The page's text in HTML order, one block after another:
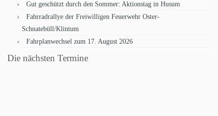
Gut geschützt durch den Sommer: Aktionstag in Husum
Fahrradrallye der Freiwilligen Feuerwehr Oster-
Schnatebüll/Klintum
Fahrplanwechsel zum 17. August 2026
Die nächsten Termine